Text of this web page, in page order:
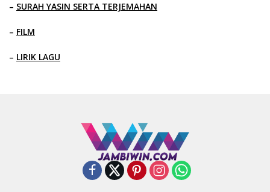
– SURAH YASIN SERTA TERJEMAHAN
– FILM
– LIRIK LAGU